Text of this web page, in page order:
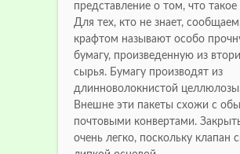
представление о том, что такое
Для тех, кто не знает,
крафтом называют особо
бумагу, произведенную из
сырья. Бумагу производят из
длинноволокнистой
Внешне эти пакеты схожи с
почтовыми конвертами.
очень легко, поскольку клапан